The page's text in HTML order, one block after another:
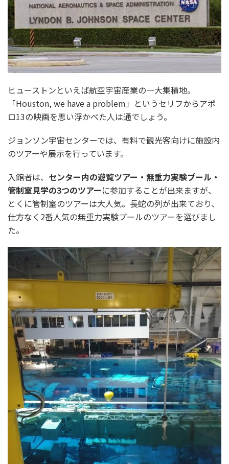
ヒューストンといえば航空宇宙産業の一大集積地。
「Houston, we have a problem」というセリフからアポ
ロ13の映画を思い浮かべた人は通でしょう。
ジョンソン宇宙センターでは、有料で観光客向けに施設内
のツアーや展示を行っています。
入館者は、 センター内の遊覧ツアー・無重力実験プール・
管制室見学の3つのツアーに参加することが出来ますが、
とくに管制室のツアーは大人気。長蛇の列が出来ており、
仕方なく2番人気の無重力実験プールのツアーを選びまし
た。